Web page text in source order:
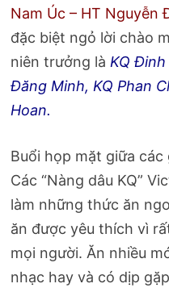
Nam Úc – HT Nguyễn
đặc biệt ngỏ lời chào
niên trưởng làKQ Đinh
Đăng Minh, KQ Phan
Hoan.
Buổi họp mặt giữa
Các “Nàng dâu KQ”
làm những thức ăn
ăn được yêu thích vì
mọi người. Ăn nhiều
nhạc hay và có dịp